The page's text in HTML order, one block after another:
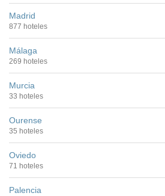
Madrid
877 hoteles
Málaga
269 hoteles
Murcia
33 hoteles
Ourense
35 hoteles
Oviedo
71 hoteles
Palencia